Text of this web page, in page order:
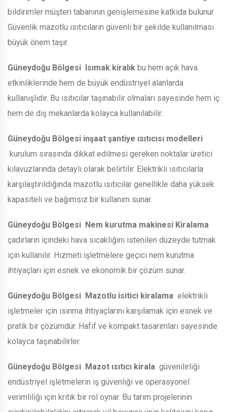
bildirimler müşteri tabanının genişlemesine katkıda bulunur.
Güvenlik mazotlu ısıtıcıların güvenli bir şekilde kullanılması
büyük önem taşır.
Güneydoğu Bölgesi Isımak kiralık bu hem açık hava
etkinliklerinde hem de büyük endüstriyel alanlarda
kullanışlıdır. Bu ısıtıcılar taşınabilir olmaları sayesinde hem iç
hem de dış mekanlarda kolayca kullanılabilir.
Güneydoğu Bölgesi inşaat şantiye ısıtıcısı modelleri
kurulum sırasında dikkat edilmesi gereken noktalar üretici
kılavuzlarında detaylı olarak belirtilir. Elektrikli ısıtıcılarla
karşılaştırıldığında mazotlu ısıtıcılar genellikle daha yüksek
kapasiteli ve bağımsız bir kullanım sunar.
Güneydoğu Bölgesi Nem kurutma makinesi Kiralama
çadırların içindeki hava sıcaklığını istenilen düzeyde tutmak
için kullanılır. Hizmeti işletmelere geçici nem kurutma
ihtiyaçları için esnek ve ekonomik bir çözüm sunar.
Güneydoğu Bölgesi Mazotlu isitici kiralama elektrikli
işletmeler için ısınma ihtiyaçlarını karşılamak için esnek ve
pratik bir çözümdür. Hafif ve kompakt tasarımları sayesinde
kolayca taşınabilirler.
Güneydoğu Bölgesi Mazot ısıtıcı kirala güvenilirliği
endüstriyel işletmelerin iş güvenliği ve operasyonel
verimliliği için kritik bir rol oynar. Bu tarım projelerinin